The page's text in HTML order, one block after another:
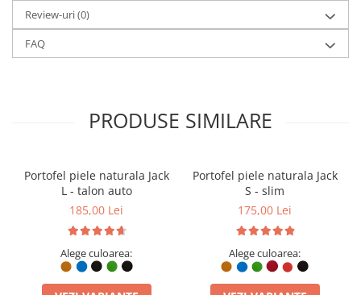
Îngrijire
Curăță portofelul cu o cârpă moale și uscată. Evită expunerea
prelungită la apă, umiditate sau căldură directă. Pentru
menținerea aspectului, folosește din când în când o cremă
Review-uri(0)
FAQ
PRODUSE SIMILARE
Portofel piele naturala Jack
L - talon auto
185,00 Lei
Alege culoarea:
Portofel piele naturala Jack
S - slim
175,00 Lei
Alege culoarea: